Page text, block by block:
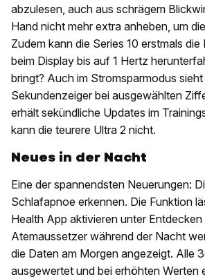
abzulesen, auch aus schrägem
Hand nicht mehr extra anheben, um
Zudem kann die Series 10 erstmals
beim Display bis auf 1 Hertz
bringt? Auch im Stromsparmodus
Sekundenzeiger bei ausgewählten
erhält sekündliche Updates im
kann die teurere Ultra 2 nicht.
Neues in der Nacht
Eine der spannendsten Neuerungen:
Schlafapnoe erkennen. Die Funktion
Health App aktivieren unter
Atemaussetzer während der Nacht
die Daten am Morgen angezeigt. Alle
ausgewertet und bei erhöhten Werten